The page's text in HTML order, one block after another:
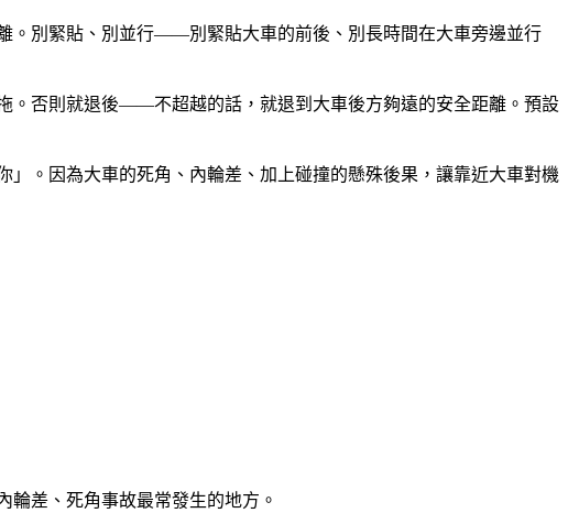
。別緊貼、別並行——別緊貼大車的前後、別長時間在大車旁邊並行
。否則就退後——不超越的話，就退到大車後方夠遠的安全距離。預設
。因為大車的死角、內輪差、加上碰撞的懸殊後果，讓靠近大車對機
差、死角事故最常發生的地方。